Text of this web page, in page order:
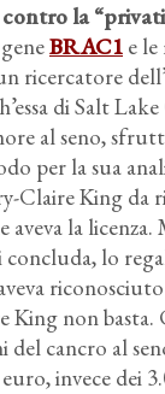
la
BRAC1 e
ricercatore
di Salt
al seno,
per la sua
Claire King da
aveva la
concluda, lo
King non
del cancro al
invece dei